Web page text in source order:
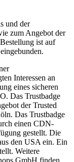
und der
zum Angebot der
ist auf
Interessen an
eines sicheren
Das Trustbadge
der Trusted
Das Trustbadge
einen CDN-
gestellt. Die
den USA ein. Ein
Weitere
GmbH finden